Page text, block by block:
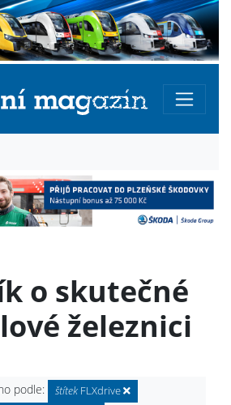
o skutečné
železnici
podle:
štítekFLXdrive